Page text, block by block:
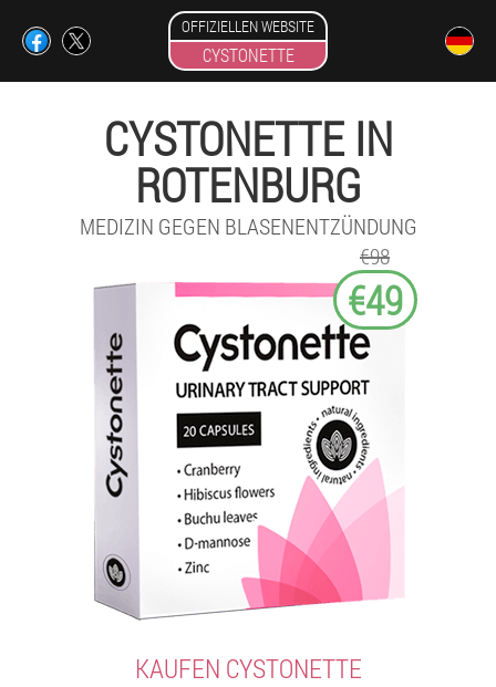
OFFIZIELLEN WEBSITE
CYSTONETTE
CYSTONETTE IN
ROTENBURG
MEDIZIN GEGEN BLASENENTZÜNDUNG
€98
€49
KAUFEN CYSTONETTE